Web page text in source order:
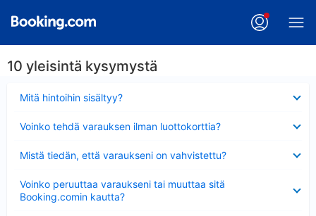
10 yleisintä kysymystä
Mitä hintoihin sisältyy?
Voinko tehdä varauksen ilman luottokorttia?
Mistä tiedän, että varaukseni on vahvistettu?
Voinko peruuttaa varaukseni tai muuttaa sitä
Booking.comin kautta?